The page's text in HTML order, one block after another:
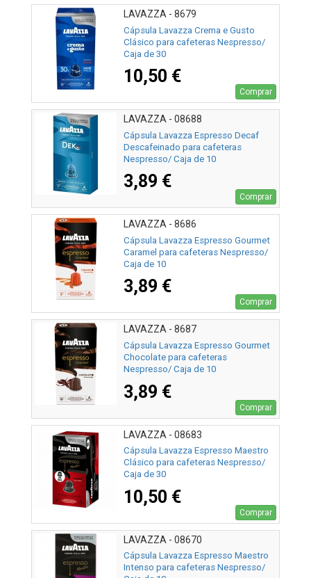
LAVAZZA - 8679
Cápsula Lavazza Crema e Gusto
Clásico para cafeteras Nespresso/
Caja de 30
10,50 €
Comprar
LAVAZZA - 08688
Cápsula Lavazza Espresso Decaf
Descafeinado para cafeteras
Nespresso/ Caja de 10
3,89 €
Comprar
LAVAZZA - 8686
Cápsula Lavazza Espresso Gourmet
Caramel para cafeteras Nespresso/
Caja de 10
3,89 €
Comprar
LAVAZZA - 8687
Cápsula Lavazza Espresso Gourmet
Chocolate para cafeteras
Nespresso/ Caja de 10
3,89 €
Comprar
LAVAZZA - 08683
Cápsula Lavazza Espresso Maestro
Clásico para cafeteras Nespresso/
Caja de 30
10,50 €
Comprar
LAVAZZA - 08670
Cápsula Lavazza Espresso Maestro
Intenso para cafeteras Nespresso/